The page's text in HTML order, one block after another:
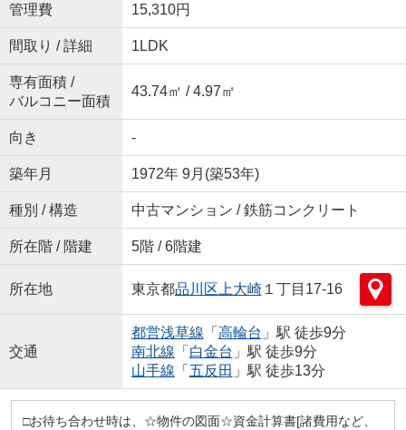
管理費 15,310円
間取り / 詳細 1LDK
専有面積 /
バルコニー面積
43.74㎡ / 4.97㎡
向き -
築年月 1972年 9月(築53年)
種別 / 構造 中古マンション / 鉄筋コンクリート
所在階 / 階建 5階 / 6階建
所在地 東京都品川区 上大崎１丁目17-16
交通
都営浅草線 「 高輪台 」駅 徒歩9分
南北線 「 白金台 」駅 徒歩9分
山手線 「 五反田 」駅 徒歩13分
□お待ち合わせ時は、☆物件の図面☆資金計算書[諸費用など、